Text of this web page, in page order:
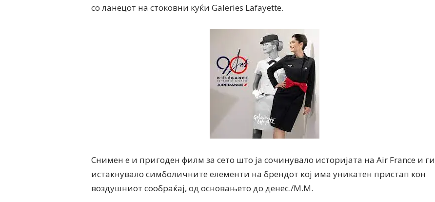
со ланецот на стоковни куќи Galeries Lafayette.
Снимен е и пригоден филм за сето што ја сочинувало историјата на Air France и ги
истакнувало симболичните елементи на брендот кој има уникатен пристап кон
воздушниот сообраќај, од основањето до денес./М.М.